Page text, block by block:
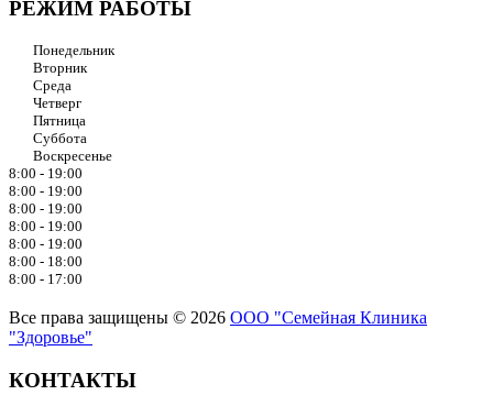
РЕЖИМ РАБОТЫ
Понедельник
Вторник
Среда
Четверг
Пятница
Суббота
Воскресенье
8:00 - 19:00
8:00 - 19:00
8:00 - 19:00
8:00 - 19:00
8:00 - 19:00
8:00 - 18:00
8:00 - 17:00
Все права защищены © 2026 ООО "Семейная Клиника
"Здоровье"
КОНТАКТЫ